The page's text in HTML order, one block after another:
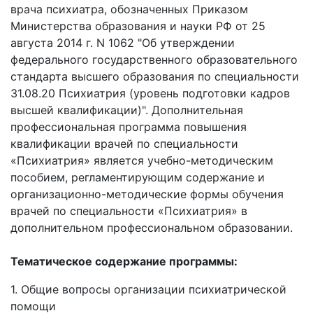
врача психиатра, обозначенных Приказом
Министерства образования и науки РФ от 25
августа 2014 г. N 1062 "Об утверждении
федерального государственного образовательного
стандарта высшего образования по специальности
31.08.20 Психиатрия (уровень подготовки кадров
высшей квалификации)". Дополнительная
профессиональная программа повышения
квалификации врачей по специальности
«Психиатрия» является учебно-методическим
пособием, регламентирующим содержание и
организационно-методические формы обучения
врачей по специальности «Психиатрия» в
дополнительном профессиональном образовании.
Тематическое содержание программы:
1. Общие вопросы организации психиатрической
помощи